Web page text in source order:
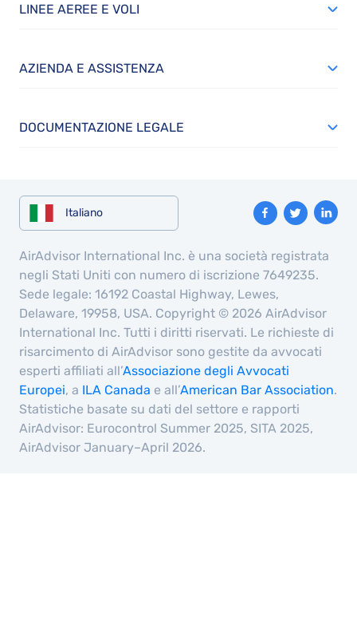
LINEE AEREE E VOLI
AZIENDA E ASSISTENZA
DOCUMENTAZIONE LEGALE
Italiano
AirAdvisor International Inc. è una società registrata
negli Stati Uniti con numero di iscrizione 7649235.
Sede legale: 16192 Coastal Highway, Lewes,
Delaware, 19958, USA. Copyright © 2026 AirAdvisor
International Inc. Tutti i diritti riservati. Le richieste di
risarcimento di AirAdvisor sono gestite da avvocati
esperti affiliati all’Associazione degli Avvocati
Europei, a ILA Canada e all’American Bar Association.
Statistiche basate su dati del settore e rapporti
AirAdvisor: Eurocontrol Summer 2025, SITA 2025,
AirAdvisor January–April 2026.